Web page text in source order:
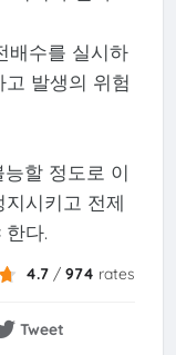
배수를 실시하
발생의 위험
할 정도로 이
시키고 전제
다.
4.7 /974 rates
Tweet